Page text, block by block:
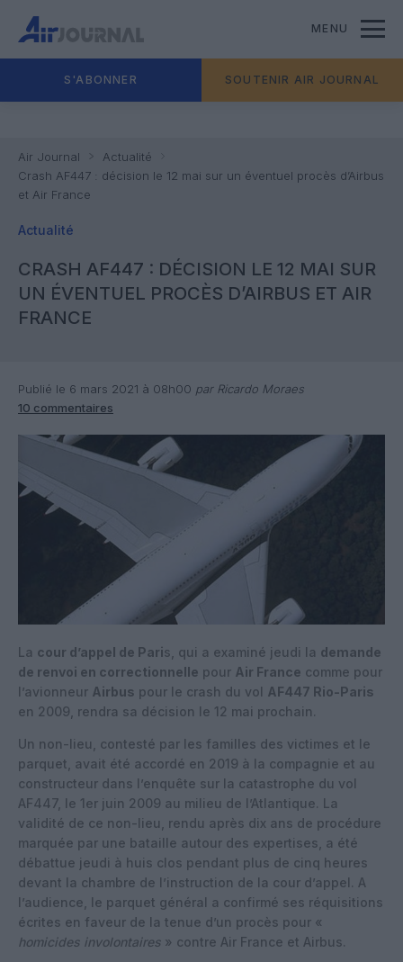
MENU
S'ABONNER SOUTENIR AIR JOURNAL
Air Journal
Actualité
Crash AF447 : décision le 12 mai sur un éventuel procès d’Airbus
et Air France
Actualité
CRASH AF447 : DÉCISION LE 12 MAI SUR
UN ÉVENTUEL PROCÈS D’AIRBUS ET AIR
FRANCE
Publié le 6 mars 2021 à 08h00 par Ricardo Moraes
10 commentaires
La cour d’appel de Paris, qui a examiné jeudi la demande
de renvoi en correctionnelle pour Air France comme pour
l’avionneur Airbus pour le crash du vol AF447 Rio-Paris
en 2009, rendra sa décision le 12 mai prochain.
Un non-lieu, contesté par les familles des victimes et le
parquet, avait été accordé en 2019 à la compagnie et au
constructeur dans l’enquête sur la catastrophe du vol
AF447, le 1er juin 2009 au milieu de l’Atlantique. La
validité de ce non-lieu, rendu après dix ans de procédure
marquée par une bataille autour des expertises, a été
débattue jeudi à huis clos pendant plus de cinq heures
devant la chambre de l’instruction de la cour d’appel. A
l’audience, le parquet général a confirmé ses réquisitions
écrites en faveur de la tenue d’un procès pour «
homicides involontaires » contre Air France et Airbus.